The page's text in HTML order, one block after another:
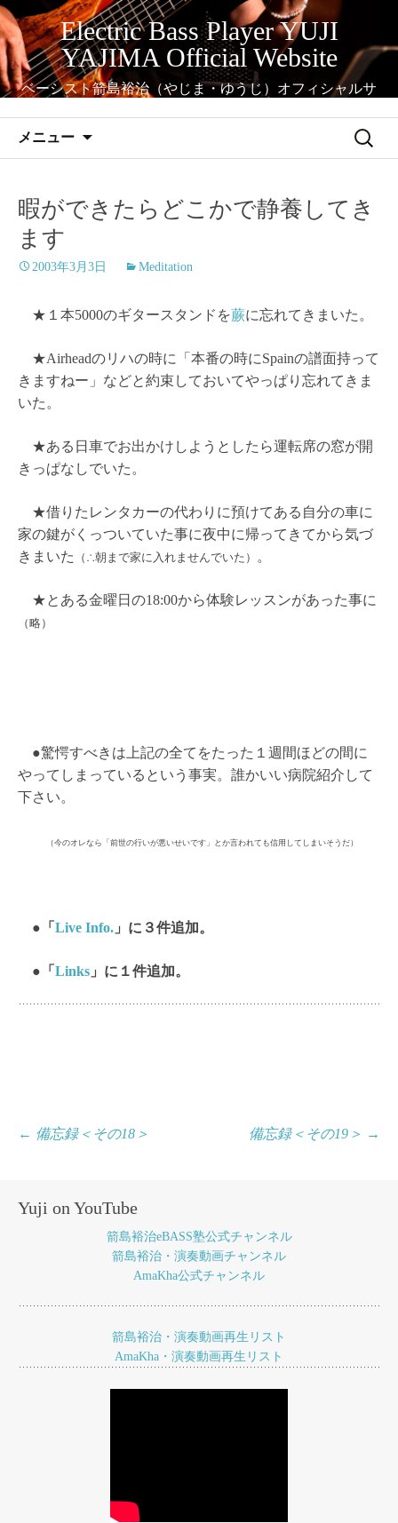
コ
ン
テ
ン
ツ
へ
Electric Bass Player YUJI
YAJIMA Official Website
ベーシスト箭島裕治（やじま・ゆうじ）オフィシャルサ
メニュー
検
暇ができたらどこかで静養してき
ます
2003年3月3日 Meditation
★１本5000のギタースタンドを蕨に忘れてきまいた。
★Airheadのリハの時に「本番の時にSpainの譜面持って
きますねー」などと約束しておいてやっぱり忘れてきま
いた。
★ある日車でお出かけしようとしたら運転席の窓が開
きっぱなしでいた。
★借りたレンタカーの代わりに預けてある自分の車に
家の鍵がくっついていた事に夜中に帰ってきてから気づ
きまいた
（∴朝まで家に入れませんでいた） 。
★とある金曜日の18:00から体験レッスンがあった事に
（略）
●驚愕すべきは上記の全てをたった１週間ほどの間に
やってしまっているという事実。誰かいい病院紹介して
下さい。
（今のオレなら「前世の行いが悪いせいです」とか言われても信用してしまいそうだ）
●「 Live Info. 」に３件追加。
●「 Links 」に１件追加。
投
シ
ン
← 備忘録＜その18＞ 備忘録＜その19＞ →
Yuji on YouTube
箭島裕治eBASS塾公式チャンネル
箭島裕治・演奏動画チャンネル
AmaKha公式チャンネル
箭島裕治・演奏動画再生リスト
AmaKha・演奏動画再生リスト